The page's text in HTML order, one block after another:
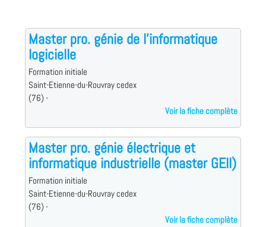
Master pro. génie de l'informatique
logicielle
Formation initiale
Saint-Etienne-du-Rouvray cedex
(76) -
Voir la fiche complète
Master pro. génie électrique et
informatique industrielle (master GEII)
Formation initiale
Saint-Etienne-du-Rouvray cedex
(76) -
Voir la fiche complète